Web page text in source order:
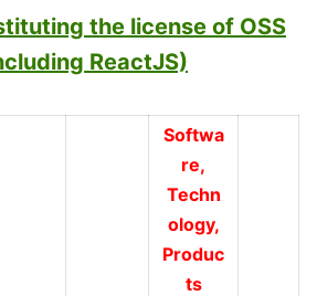
the license of OSS
ReactJS)
Softwa
re,
Techn
ology,
Produc
ts